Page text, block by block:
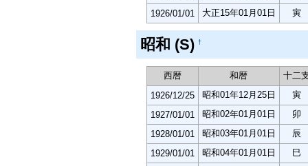
1926/01/01
大正15年01月01日 寅
昭和 (S) †
西暦 和暦
十二
1926/12/25
昭和01年12月25日
寅
1927/01/01
昭和02年01月01日
卯
1928/01/01
昭和03年01月01日
辰
1929/01/01
昭和04年01月01日
巳